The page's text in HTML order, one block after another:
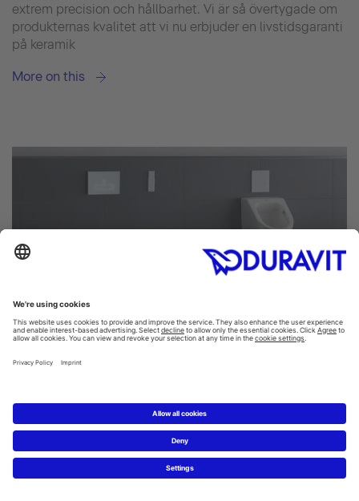
extrem precision och hållbarhet. Vi är så övertygade om
produkternas kvalitet att vi nu erbjuder en livstidsgaranti
på keramik
More on this
DuraSystem® installationsfixturer erbjuder pålitliga dolda
lösningar för toaletter. De säkerställer en snabb, pålitlig
och ekonomisk installation. Det enda du ser av
inbyggnadssystemet är våra spolplattor med snygg